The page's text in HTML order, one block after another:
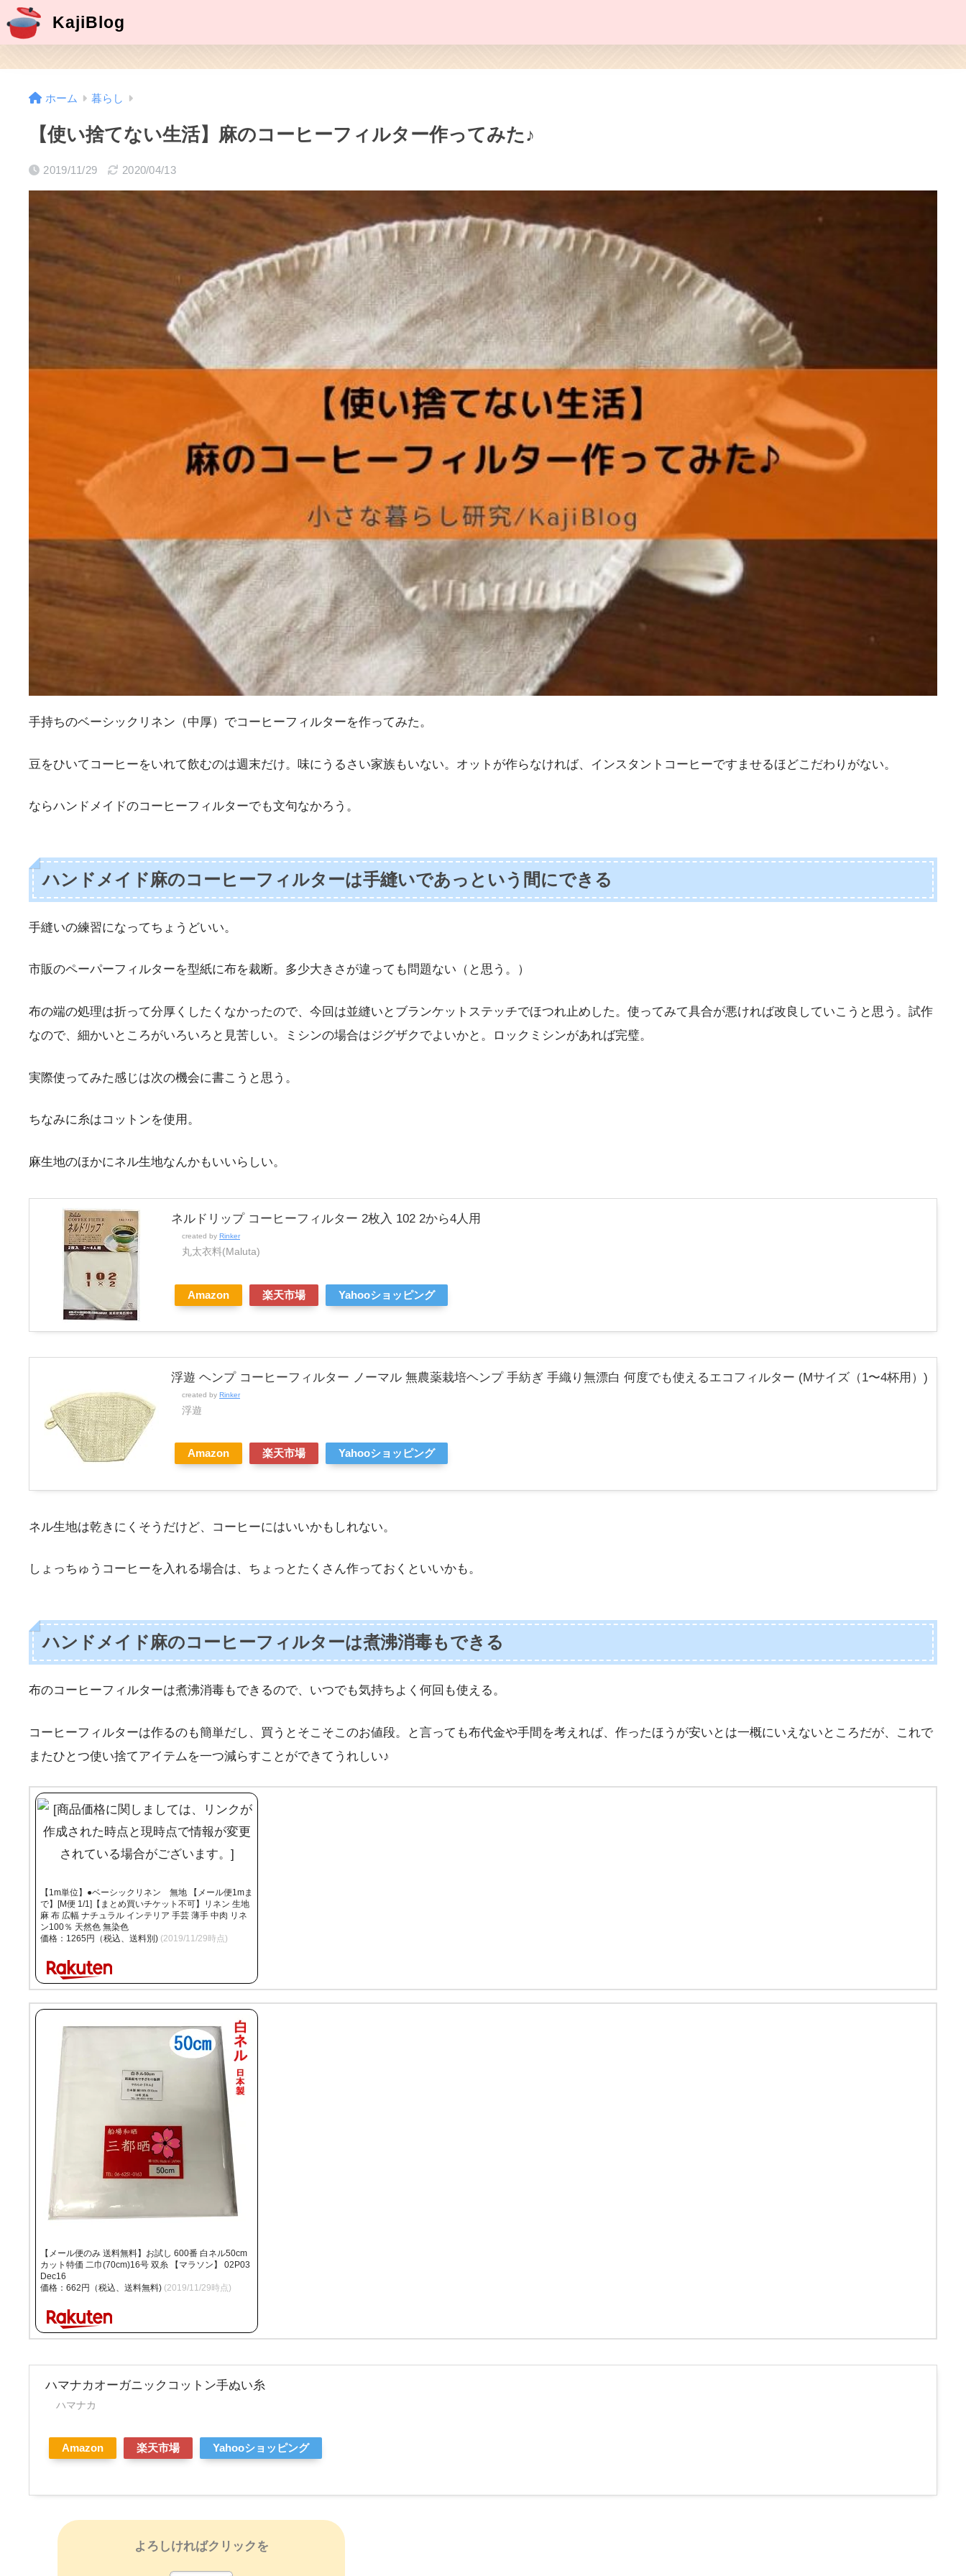
KajiBlog
ホーム 暮らし
【使い捨てない生活】麻のコーヒーフィルター作ってみた♪
2019/11/29 2020/04/13
手持ちのベーシックリネン（中厚）でコーヒーフィルターを作ってみた。
豆をひいてコーヒーをいれて飲むのは週末だけ。味にうるさい家族もいない。オットが作らなければ、インスタントコーヒーですませるほどこだわりがない。
ならハンドメイドのコーヒーフィルターでも文句なかろう。
ハンドメイド麻のコーヒーフィルターは手縫いであっという間にできる
手縫いの練習になってちょうどいい。
市販のペーパーフィルターを型紙に布を裁断。多少大きさが違っても問題ない（と思う。）
布の端の処理は折って分厚くしたくなかったので、今回は並縫いとブランケットステッチでほつれ止めした。使ってみて具合が悪ければ改良していこうと思う。試作
なので、細かいところがいろいろと見苦しい。ミシンの場合はジグザクでよいかと。ロックミシンがあれば完璧。
実際使ってみた感じは次の機会に書こうと思う。
ちなみに糸はコットンを使用。
麻生地のほかにネル生地なんかもいいらしい。
ネルドリップ コーヒーフィルター 2枚入 102 2から4人用
created by Rinker
丸太衣料(Maluta)
Amazon 楽天市場 Yahooショッピング
浮遊 ヘンプ コーヒーフィルター ノーマル 無農薬栽培ヘンプ 手紡ぎ 手織り無漂白 何度でも使えるエコフィルター (Mサイズ（1〜4杯用）)
created by Rinker
浮遊
Amazon 楽天市場 Yahooショッピング
ネル生地は乾きにくそうだけど、コーヒーにはいいかもしれない。
しょっちゅうコーヒーを入れる場合は、ちょっとたくさん作っておくといいかも。
ハンドメイド麻のコーヒーフィルターは煮沸消毒もできる
布のコーヒーフィルターは煮沸消毒もできるので、いつでも気持ちよく何回も使える。
コーヒーフィルターは作るのも簡単だし、買うとそこそこのお値段。と言っても布代金や手間を考えれば、作ったほうが安いとは一概にいえないところだが、これで
またひとつ使い捨てアイテムを一つ減らすことができてうれしい♪
【1m単位】●ベーシックリネン 無地 【メール便1mま
で】[M便 1/1]【まとめ買いチケット不可】リネン 生地
麻 布 広幅 ナチュラル インテリア 手芸 薄手 中肉 リネ
ン100％ 天然色 無染色
価格：1265円（税込、送料別) (2019/11/29時点)
【メール便のみ 送料無料】お試し 600番 白ネル50cm
カット特価 二巾(70cm)16号 双糸 【マラソン】 02P03
Dec16
価格：662円（税込、送料無料) (2019/11/29時点)
ハマナカオーガニックコットン手ぬい糸
ハマナカ
Amazon 楽天市場 Yahooショッピング
よろしければクリックを